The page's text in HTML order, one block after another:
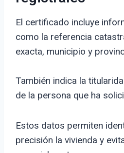
El certificado incluye
como la referencia
exacta, municipio y
También indica la
de la persona que ha
Estos datos permiten
precisión la vivienda y